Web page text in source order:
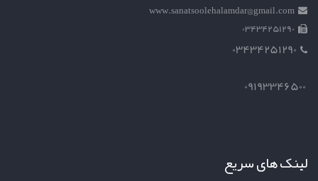
www.sanatsoolehalamdar@gmail.com
03434251290
03434251290
09193346500
لینک های سریع